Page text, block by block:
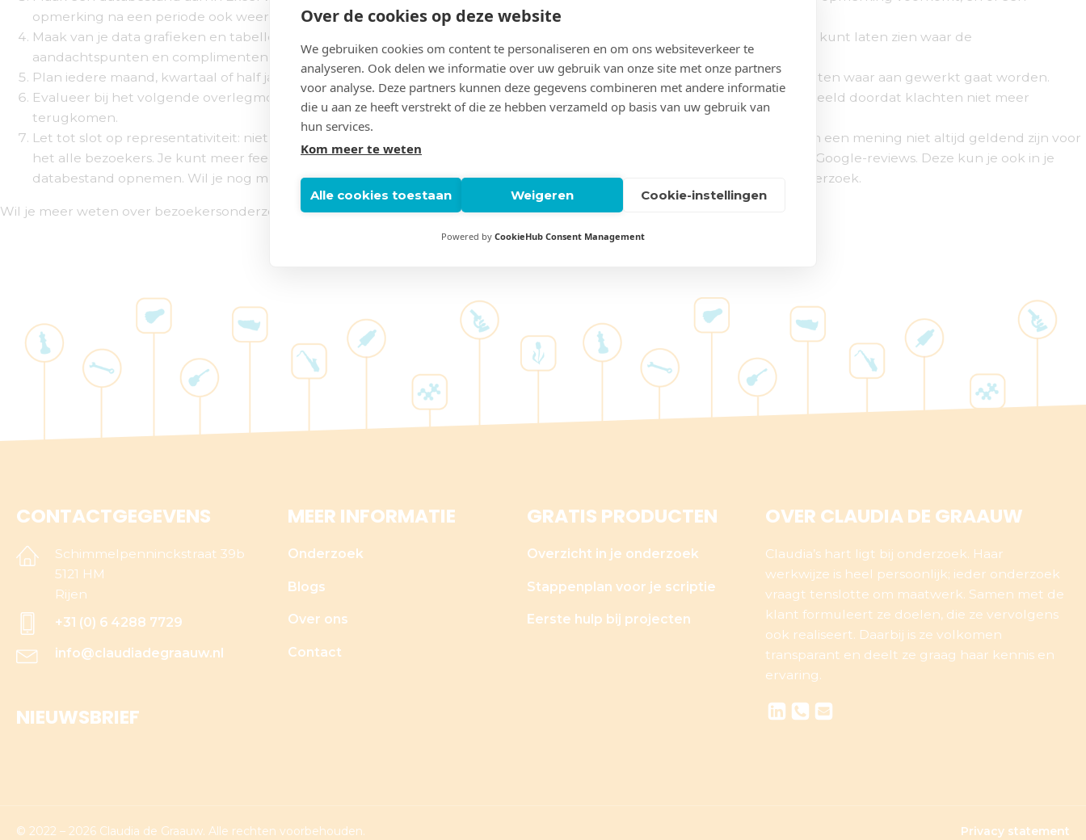
opmerking na een periode ook weer verdwijnt.
Maak van je data grafieken en tabellen en plaats deze in een overzichtelijk A4 zodat je aan je organisatie in één oogopslag kunt laten zien waar de
aandachtspunten en complimenten liggen.
Plan iedere maand, kwartaal of half jaar een moment in om in groter verband de feedback door te nemen. Maak actiepunten waar aan gewerkt gaat worden.
Evalueer bij het volgende overlegmoment of de actiepunten zijn doorgevoerd en of daar ook resultaten van zijn, bijvoorbeeld doordat klachten niet meer
terugkomen.
Let tot slot op representativiteit: niet alle bezoekers zijn geneigd hun mening door te geven aan vrijwilligers. Daardoor kan een mening niet altijd geldend zijn voor
het alle bezoekers. Je kunt meer feedback verzamelen door bijvoorbeeld te kijken naar respons in een gastenboek, of bij Google-reviews. Deze kun je ook in je
databestand opnemen. Wil je nog meer informatie over de tevredenheid van je bezoekers? Houd dan een bezoekersonderzoek.
Wil je meer weten over bezoekersonderzoek en hoe ik je daarbij kan helpen? Kijk danhierof neem direct contact met me op.
CONTACTGEGEVENS
Schimmelpenninckstraat 39b
5121 HM
Rijen
+31 (0) 6 4288 7729
info@claudiadegraauw.nl
NIEUWSBRIEF
MEER INFORMATIE
Onderzoek
Blogs
Over ons
Contact
GRATIS PRODUCTEN
Overzicht in je onderzoek
Stappenplan voor je scriptie
Eerste hulp bij projecten
OVER CLAUDIA DE GRAAUW
Claudia’s hart ligt bij onderzoek. Haar
werkwijze is heel persoonlijk; ieder onderzoek
vraagt tenslotte om maatwerk. Samen met de
klant formuleert ze doelen, die ze vervolgens
ook realiseert. Daarbij is ze volkomen
transparant en deelt ze graag haar kennis en
ervaring.
© 2022 – 2026 Claudia de Graauw. Alle rechten voorbehouden. Privacy statement
Over de cookies op deze website
We gebruiken cookies om content te personaliseren en om ons websiteverkeer te
analyseren. Ook delen we informatie over uw gebruik van onze site met onze partners
voor analyse. Deze partners kunnen deze gegevens combineren met andere informatie
die u aan ze heeft verstrekt of die ze hebben verzameld op basis van uw gebruik van
hun services.
Kom meer te weten
Alle cookies toestaan Weigeren Cookie-instellingen
Powered by CookieHub Consent Management